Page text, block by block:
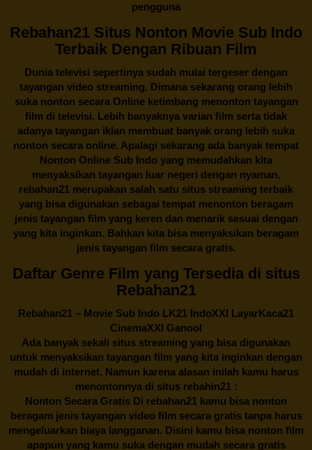
pengguna
Rebahan21 Situs Nonton Movie Sub Indo
Terbaik Dengan Ribuan Film
Dunia televisi sepertinya sudah mulai tergeser dengan
tayangan video streaming. Dimana sekarang orang lebih
suka nonton secara Online ketimbang menonton tayangan
film di televisi. Lebih banyaknya varian film serta tidak
adanya tayangan iklan membuat banyak orang lebih suka
nonton secara online. Apalagi sekarang ada banyak tempat
Nonton Online Sub Indo yang memudahkan kita
menyaksikan tayangan luar negeri dengan nyaman.
rebahan21 merupakan salah satu situs streaming terbaik
yang bisa digunakan sebagai tempat menonton beragam
jenis tayangan film yang keren dan menarik sesuai dengan
yang kita inginkan. Bahkan kita bisa menyaksikan beragam
jenis tayangan film secara gratis.
Daftar Genre Film yang Tersedia di situs
Rebahan21
Rebahan21 – Movie Sub Indo LK21 IndoXXI LayarKaca21
CinemaXXI Ganool
Ada banyak sekali situs streaming yang bisa digunakan
untuk menyaksikan tayangan film yang kita inginkan dengan
mudah di internet. Namun karena alasan inilah kamu harus
menontonnya di situs rebahin21 :
Nonton Secara Gratis Di rebahan21 kamu bisa nonton
beragam jenis tayangan video film secara gratis tanpa harus
mengeluarkan biaya langganan. Disini kamu bisa nonton film
apapun yang kamu suka dengan mudah secara gratis